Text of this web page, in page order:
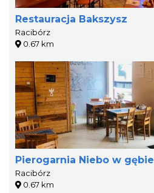
Restauracja Bakszysz
Racibórz
0.67 km
Pierogarnia Niebo w gębie
Racibórz
0.67 km